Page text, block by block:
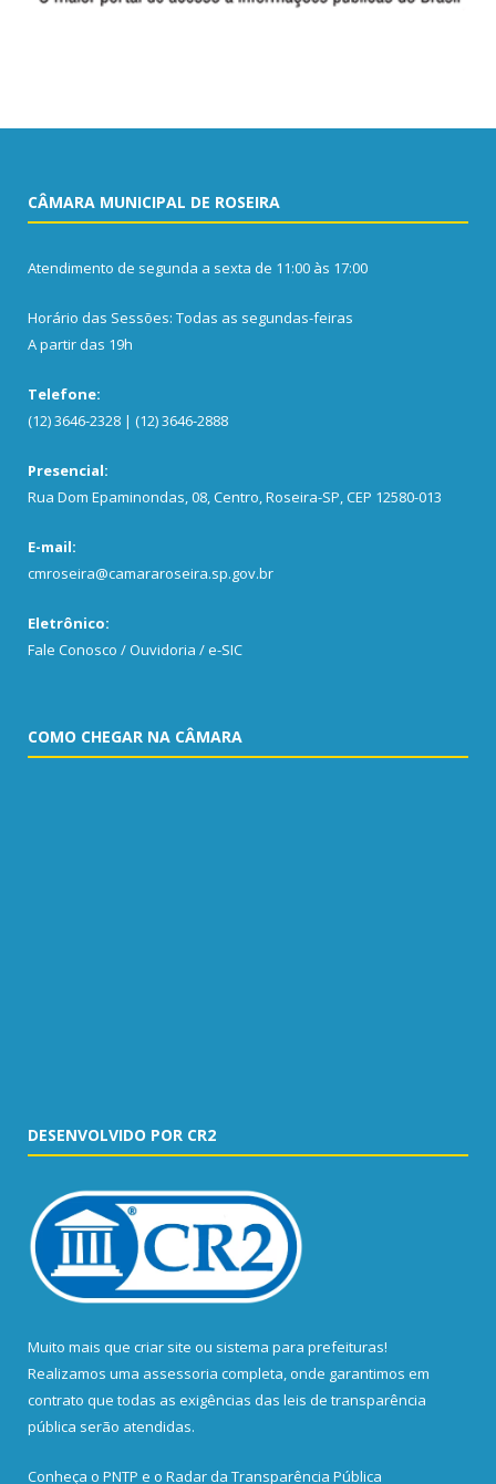
CÂMARA MUNICIPAL DE ROSEIRA
Atendimento de segunda a sexta de 11:00 às 17:00
Horário das Sessões: Todas as segundas-feiras
A partir das 19h
Telefone:
(12) 3646-2328 | (12) 3646-2888
Presencial:
Rua Dom Epaminondas, 08, Centro, Roseira-SP, CEP 12580-013
E-mail:
cmroseira@camararoseira.sp.gov.br
Eletrônico:
Fale Conosco / Ouvidoria / e-SIC
COMO CHEGAR NA CÂMARA
DESENVOLVIDO POR CR2
Muito mais que criar site ou sistema para prefeituras!
Realizamos uma assessoria completa, onde garantimos em
contrato que todas as exigências das leis de transparência
pública serão atendidas.
Conheça o PNTP e o Radar da Transparência Pública